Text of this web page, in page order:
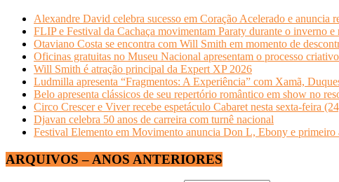
Alexandre David celebra sucesso em Coração Acelerado e anuncia
FLIP e Festival da Cachaça movimentam Paraty durante o inverno
Otaviano Costa se encontra com Will Smith em momento de
Oficinas gratuitas no Museu Nacional apresentam o processo
Will Smith é atração principal da Expert XP 2026
Ludmilla apresenta “Fragmentos: A Experiência” com Xamã,
Belo apresenta clássicos de seu repertório romântico em show no
Circo Crescer e Viver recebe espetáculo Cabaret nesta sexta-feira
Djavan celebra 50 anos de carreira com turnê nacional
Festival Elemento em Movimento anuncia Don L, Ebony e primeiro
ARQUIVOS – ANOS ANTERIORES